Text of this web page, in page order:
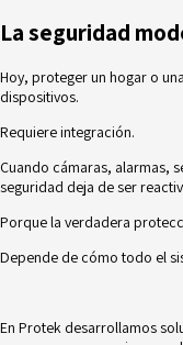
La seguridad
Hoy, proteger un hogar o
dispositivos.
Requiere integración.
Cuando cámaras, alarmas,
seguridad deja de ser
Porque la verdadera
Depende de cómo todo el
En Protek desarrollamos